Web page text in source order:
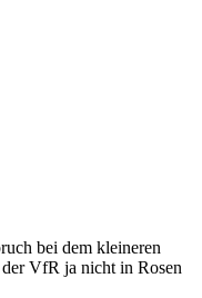
bei dem kleineren
VfR ja nicht in Rosen